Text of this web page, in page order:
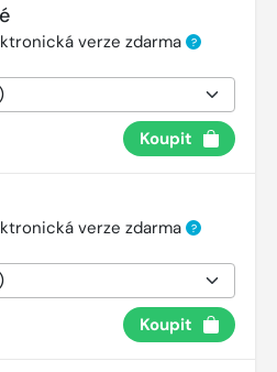
verze zdarma ?
Koupit
verze zdarma ?
Koupit